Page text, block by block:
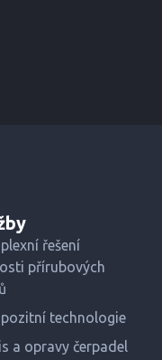
řešení
přírubových
technologie
a opravy čerpadel